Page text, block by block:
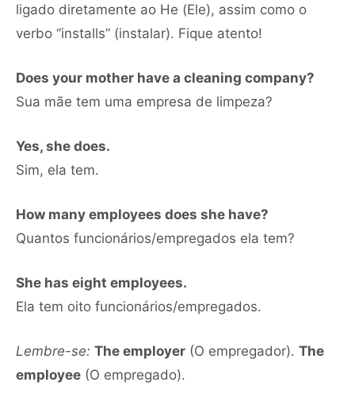
ligado diretamente ao He (Ele), assim como o
verbo “installs” (instalar). Fique atento!
Does your mother have a cleaning company?
Sua mãe tem uma empresa de limpeza?
Yes, she does.
Sim, ela tem.
How many employees does she have?
Quantos funcionários/empregados ela tem?
She has eight employees.
Ela tem oito funcionários/empregados.
Lembre-se: The employer (O empregador). The
employee (O empregado).